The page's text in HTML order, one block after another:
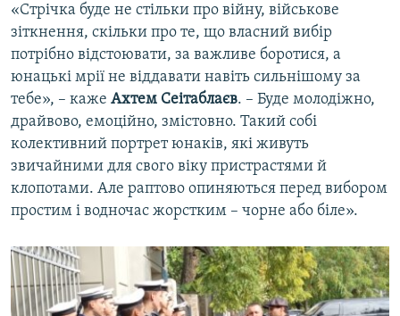
«Стрічка буде не стільки про війну, військове
зіткнення, скільки про те, що власний вибір
потрібно відстоювати, за важливе боротися, а
юнацькі мрії не віддавати навіть сильнішому за
тебе», – каже Ахтем Сеітаблаєв. – Буде молодіжно,
драйвово, емоційно, змістовно. Такий собі
колективний портрет юнаків, які живуть
звичайними для свого віку пристрастями й
клопотами. Але раптово опиняються перед вибором
простим і водночас жорстким – чорне або біле».